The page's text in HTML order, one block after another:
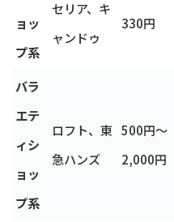
ョッ
プ系
セリア、キ
ャンドゥ
330円
バラ
エテ
ィシ
ョッ
プ系
ロフト、東
急ハンズ
500円～
2,000円